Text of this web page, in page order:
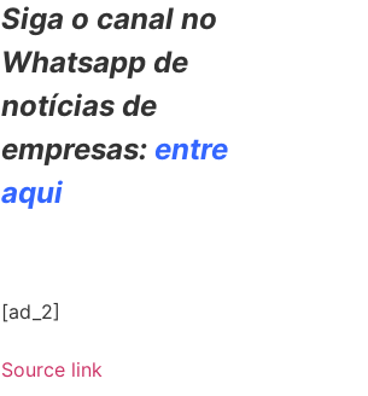
Siga o canal no
Whatsapp de
notícias de
empresas:entre
aqui
[ad_2]
Source link